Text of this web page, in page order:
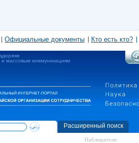
Официальные документы Кто есть кто?
и массовым коммуникациям
Расширенный поиск
Наблюдатели: